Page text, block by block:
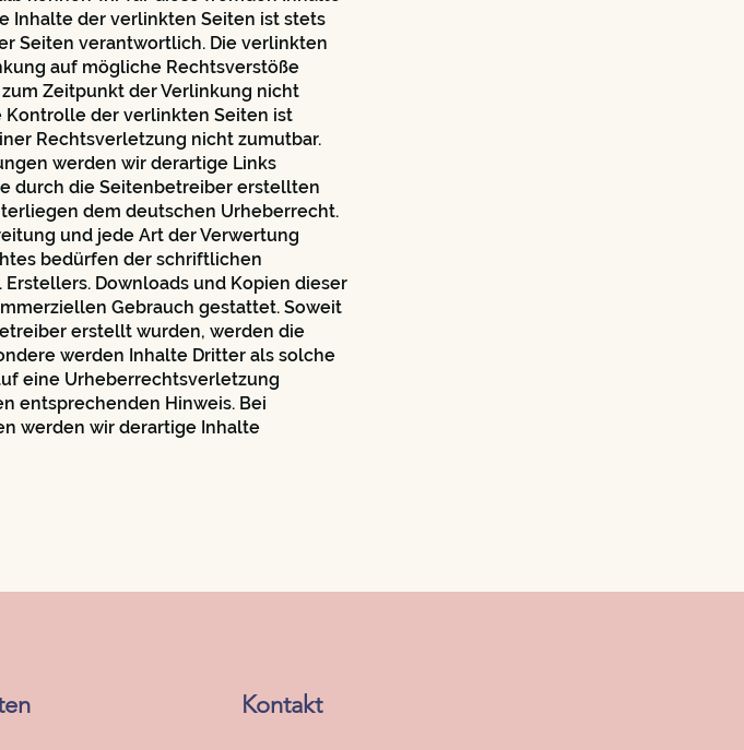
Inhalte der verlinkten Seiten ist stets
Seiten verantwortlich. Die verlinkten
auf mögliche Rechtsverstöße
Zeitpunkt der Verlinkung nicht
der verlinkten Seiten ist
Rechtsverletzung nicht zumutbar.
werden wir derartige Links
durch die Seitenbetreiber erstellten
dem deutschen Urheberrecht.
und jede Art der Verwertung
bedürfen der schriftlichen
Downloads und Kopien dieser
Gebrauch gestattet. Soweit
erstellt wurden, werden die
werden Inhalte Dritter als solche
eine Urheberrechtsverletzung
entsprechenden Hinweis. Bei
werden wir derartige Inhalte
Kontakt